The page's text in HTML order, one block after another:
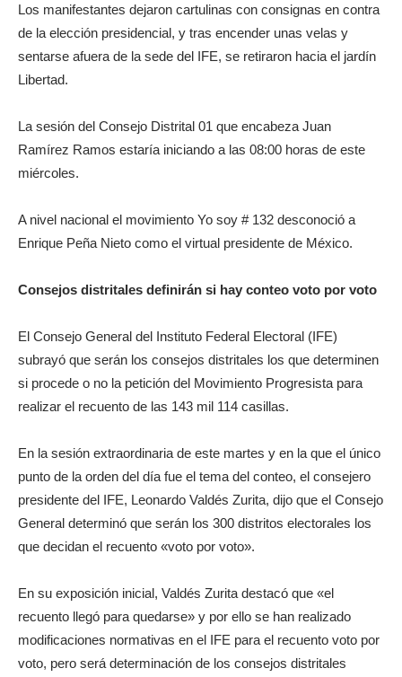
Los manifestantes dejaron cartulinas con consignas en contra
de la elección presidencial, y tras encender unas velas y
sentarse afuera de la sede del IFE, se retiraron hacia el jardín
Libertad.
La sesión del Consejo Distrital 01 que encabeza Juan
Ramírez Ramos estaría iniciando a las 08:00 horas de este
miércoles.
A nivel nacional el movimiento Yo soy # 132 desconoció a
Enrique Peña Nieto como el virtual presidente de México.
Consejos distritales definirán si hay conteo voto por voto
El Consejo General del Instituto Federal Electoral (IFE)
subrayó que serán los consejos distritales los que determinen
si procede o no la petición del Movimiento Progresista para
realizar el recuento de las 143 mil 114 casillas.
En la sesión extraordinaria de este martes y en la que el único
punto de la orden del día fue el tema del conteo, el consejero
presidente del IFE, Leonardo Valdés Zurita, dijo que el Consejo
General determinó que serán los 300 distritos electorales los
que decidan el recuento «voto por voto».
En su exposición inicial, Valdés Zurita destacó que «el
recuento llegó para quedarse» y por ello se han realizado
modificaciones normativas en el IFE para el recuento voto por
voto, pero será determinación de los consejos distritales